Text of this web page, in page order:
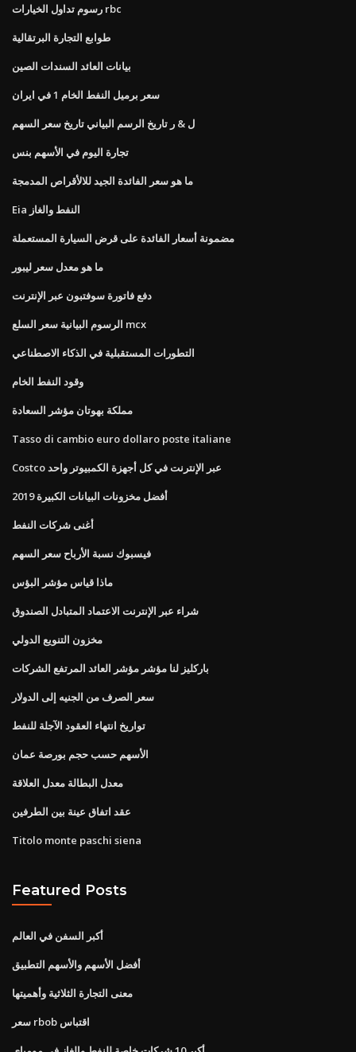
رسوم تداول الخيارات rbc
طوابع التجارة البرتقالية
بيانات العائد السندات الصين
سعر برميل النفط الخام 1 في ايران
ل & ر تاريخ الرسم البياني تاريخ سعر السهم
تجارة اليوم في الأسهم بنس
ما هو سعر الفائدة الجيد للالأقراص المدمجة
Eia النفط والغاز
مضمونة أسعار الفائدة على قرض السيارة المستعملة
ما هو معدل سعر ليبور
دفع فاتورة سوفتبون عبر الإنترنت
الرسوم البيانية سعر السلع mcx
التطورات المستقبلية في الذكاء الاصطناعي
وقود النفط الخام
مملكة بهوتان مؤشر السعادة
Tasso di cambio euro dollaro poste italiane
Costco عبر الإنترنت في كل أجهزة الكمبيوتر واحد
أفضل مخزونات البيانات الكبيرة 2019
أغنى شركات النفط
فيسبوك نسبة الأرباح سعر السهم
ماذا قياس مؤشر البؤس
شراء عبر الإنترنت الاعتماد المتبادل الصندوق
مخزون التنويع الدولي
باركليز لنا مؤشر مؤشر العائد المرتفع الشركات
سعر الصرف من الجنيه إلى الدولار
تواريخ انتهاء العقود الآجلة للنفط
الأسهم حسب حجم بورصة عمان
معدل البطالة معدل العلاقة
عقد اتفاق عينة بين الطرفين
Titolo monte paschi siena
Featured Posts
أكبر السفن في العالم
أفضل الأسهم والأسهم التطبيق
معنى التجارة الثلاثية وأهميتها
سعر rbob اقتباس